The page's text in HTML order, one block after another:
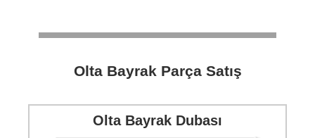
Olta Bayrak Parça Satış
Olta Bayrak Dubası